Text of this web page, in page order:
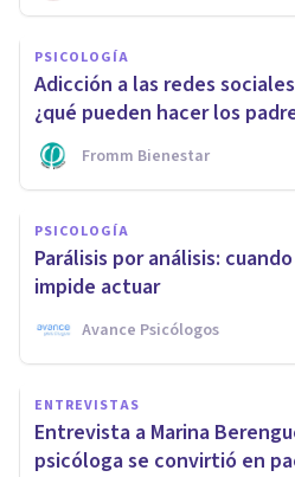
PSICOLOGÍA
Adicción a las redes
¿qué pueden hacer los
Fromm Bienestar
PSICOLOGÍA
Parálisis por análisis:
impide actuar
Avance Psicólogos
ENTREVISTAS
Entrevista a Marina
psicóloga se convirtió en